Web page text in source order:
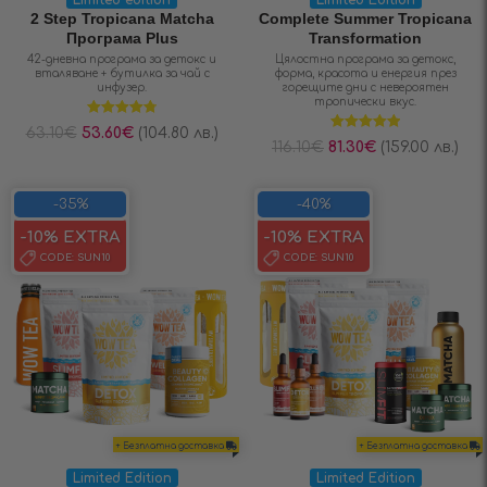
2 Step Tropicana Matcha
Програма Plus
42-дневна програма за детокс и
вталяване + бутилка за чай с
инфузер.
Оценено на
4.80от 5
63.10€ 53.60€ (104.80 лв.)
Complete Summer Tropicana
Transformation
Цялостна програма за детокс,
форма, красота и енергия през
горещите дни с невероятен
тропически вкус.
Оценено на
5.00от 5
116.10€ 81.30€ (159.00 лв.)
+ Безплатна доставка
-35%
-10% EXTRA
CODE: SUN10
Limited Edition
+ Безплатна доставка
-40%
-10% EXTRA
CODE: SUN10
Limited Edition